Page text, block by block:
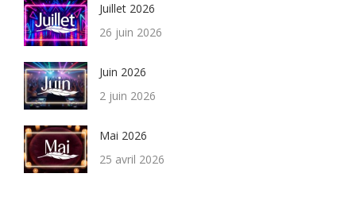
Juillet 2026
26 juin 2026
Juin 2026
2 juin 2026
Mai 2026
25 avril 2026